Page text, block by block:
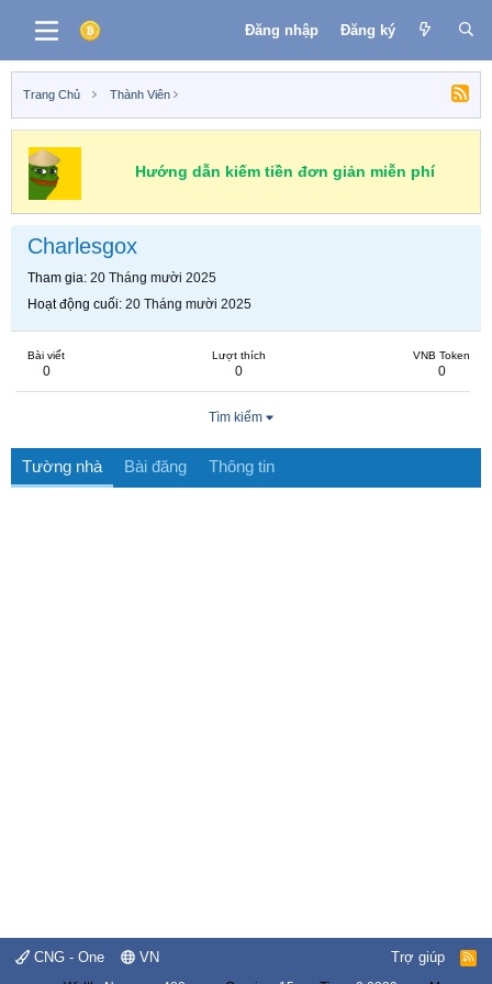
Đăng nhập Đăng ký
Trang Chủ Thành Viên
Hướng dẫn kiếm tiền đơn giản miễn phí
Charlesgox
Tham gia 20 Tháng mười 2025
Hoạt động cuối 20 Tháng mười 2025
Bài viết
0
Lượt thích
0
VNB Token
0
Tìm kiếm
Tường nhà Bài đăng Thông tin
CNG - One VN Trợ giúp
R